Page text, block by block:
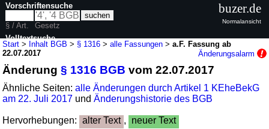
Start > Inhalt BGB > § 1316 >alle Fassungen >a.F. Fassung ab
22.07.2017
Änderungsalarm
Änderung§ 1316 BGB vom 22.07.2017
Ähnliche Seiten:alle Änderungen durch Artikel 1 KEheBekG
am 22. Juli 2017 undÄnderungshistorie des BGB
Hervorhebungen: alter Text , neuer Text
Vorschriftensuche
§ / Art.
Gesetz
Volltextsuche
buzer.de
Normalansicht